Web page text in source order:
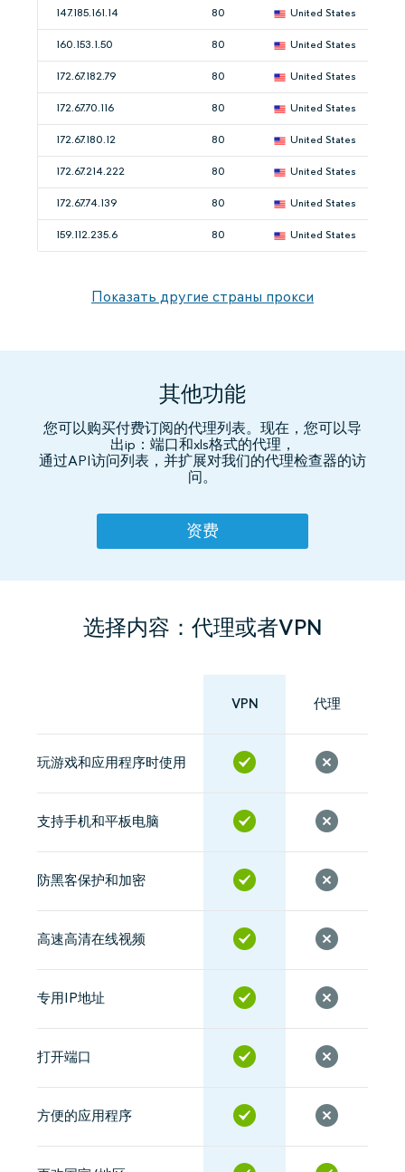
147.185.161.14 80 United States
160.153.1.50 80 United States
172.67.182.79 80 United States
172.67.70.116 80 United States
172.67.180.12 80 United States
172.67.214.222 80 United States
172.67.74.139 80 United States
159.112.235.6 80 United States
Показать другие страны прокси
其他功能
您可以购买付费订阅的代理列表。现在，您可以导
出ip：端口和xls格式的代理，
通过API访问列表，并扩展对我们的代理检查器的访
问。
资费
选择内容：代理或者VPN
VPN 代理
玩游戏和应用程序时使用
支持手机和平板电脑
防黑客保护和加密
高速高清在线视频
专用IP地址
打开端口
方便的应用程序